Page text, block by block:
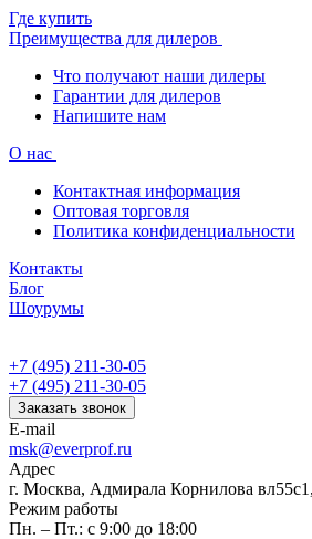
Где купить
Преимущества для дилеров
Что получают наши дилеры
Гарантии для дилеров
Напишите нам
О нас
Контактная информация
Оптовая торговля
Политика конфиденциальности
Контакты
Блог
Шоурумы
+7 (495) 211-30-05
+7 (495) 211-30-05
Заказать звонок
E-mail
msk@everprof.ru
Адрес
г. Москва, Адмирала Корнилова
Режим работы
Пн. – Пт.: с 9:00 до 18:00